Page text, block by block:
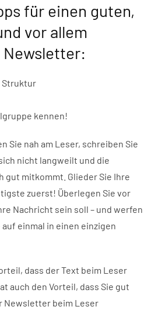
für einen guten,
vor allem
Struktur
kennen!
Sie nah am Leser, schreiben Sie
nicht langweilt und die
gut mitkommt. Glieder Sie Ihre
zuerst! Überlegen Sie vor
Nachricht sein soll – und werfen
einmal in einen einzigen
dass der Text beim Leser
auch den Vorteil, dass Sie gut
Newsletter beim Leser